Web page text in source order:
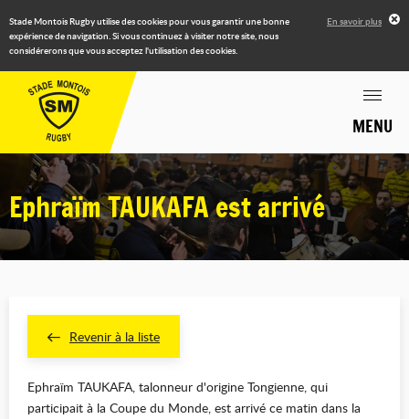
Stade Montois Rugby utilise des cookies pour vous garantir une bonne
expérience de navigation. Si vous continuez à visiter notre site, nous
considérerons que vous acceptez l'utilisation des cookies.
En savoir plus
MENU
Ephraïm TAUKAFA est arrivé
Revenir à la liste
Ephraïm TAUKAFA, talonneur d'origine Tongienne, qui
participait à la Coupe du Monde, est arrivé ce matin dans la